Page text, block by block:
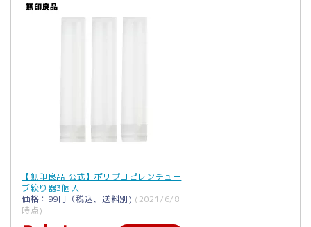
【無印良品 公式】ポリプロピレンチュー
ブ絞り器3個入
価格：99円（税込、送料別) (2021/6/8
時点)